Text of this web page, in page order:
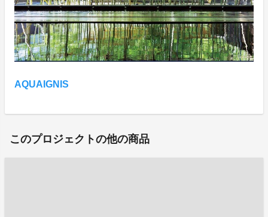
AQUAIGNIS
このプロジェクトの他の商品